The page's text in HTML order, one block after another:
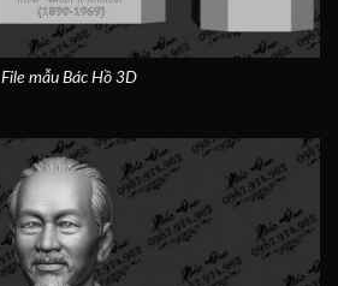
File mẫu Bác Hồ 3D